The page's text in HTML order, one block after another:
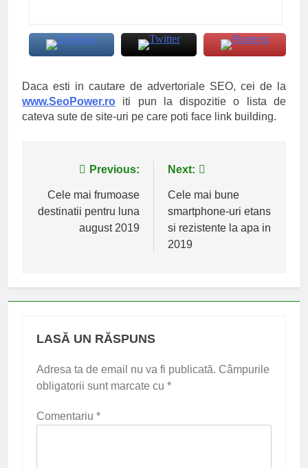
Daca esti in cautare de advertoriale SEO, cei de la
www.SeoPower.ro iti pun la dispozitie o lista de
cateva sute de site-uri pe care poti face link building.
Navigare
în
articole
Previous:
Cele mai frumoase
destinatii pentru luna
august 2019
Next:
Cele mai bune
smartphone-uri etans
si rezistente la apa in
2019
LASĂ UN RĂSPUNS
Adresa ta de email nu va fi publicată. Câmpurile
obligatorii sunt marcate cu *
Comentariu *